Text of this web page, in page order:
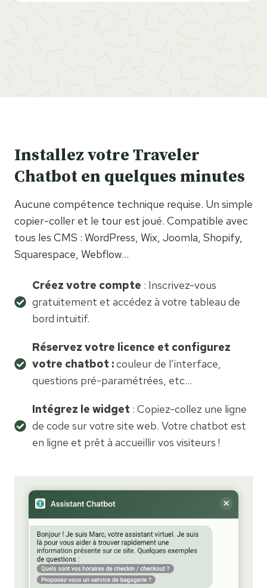
Installez votre Traveler
Chatbot en quelques minutes
Aucune compétence technique requise. Un simple
copier-coller et le tour est joué. Compatible avec
tous les CMS : WordPress, Wix, Joomla, Shopify,
Squarespace, Webflow…
Créez votre compte : Inscrivez-vous
gratuitement et accédez à votre tableau de
bord intuitif.
Réservez votre licence et configurez
votre chatbot :couleur de l’interface,
questions pré-paramétrées, etc…
Intégrez le widget : Copiez-collez une ligne
de code sur votre site web. Votre chatbot est
en ligne et prêt à accueillir vos visiteurs !